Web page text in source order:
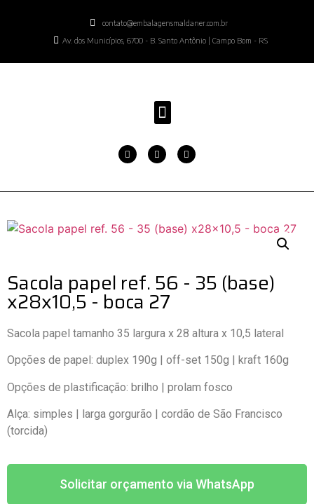
contato@embalagensmaldaner.com.br
Av. dos Municípios, 6700 - B. Santo Antônio | Campo Bom - RS
Sacola papel ref. 56 - 35 (base)
x28x10,5 - boca 27
Sacola papel tamanho 35 largura x 28 altura x 10,5 lateral
Opções de papel: duplex 190g | off-set 150g | kraft 160g
Opções de plastificação: brilho | prolam fosco
Alça: simples | larga gorgurão | cordão de São Francisco
(torcida)
Solicitar orçamento via WhatsApp